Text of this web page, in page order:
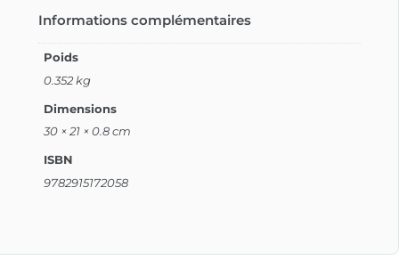
Informations complémentaires
Poids
0.352 kg
Dimensions
30 × 21 × 0.8 cm
ISBN
9782915172058